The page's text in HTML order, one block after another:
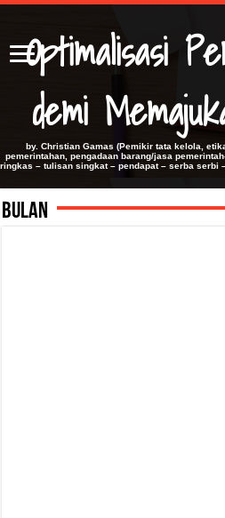
Optimalisasi
demi
by. Christian Gamas (Pemikir tata kelola,
pemerintahan, pengadaan barang/jasa
ringkas – tulisan singkat – pendapat – serba serbi
Bulan